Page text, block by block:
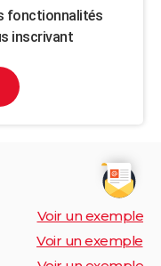
fonctionnalités
inscrivant
Voir un exemple
Voir un exemple